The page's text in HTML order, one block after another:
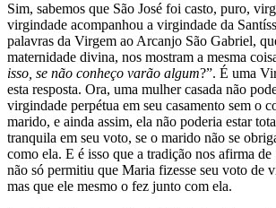
Sim, sabemos que São José foi casto, puro,
virgindade acompanhou a virgindade da
palavras da Virgem ao Arcanjo São Gabriel,
maternidade divina, nos mostram a mesma
isso, se não conheço varão algum?”. É uma
esta resposta. Ora, uma mulher casada não
virgindade perpétua em seu casamento sem o
marido, e ainda assim, ela não poderia estar
tranquila em seu voto, se o marido não se
como ela. E é isso que a tradição nos afirma de
não só permitiu que Maria fizesse seu voto de
mas que ele mesmo o fez junto com ela.